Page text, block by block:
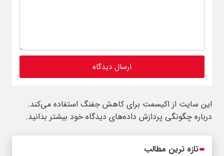
این سایت از اکیسمت برای کاهش جفنگ استفاده می‌کند.
درباره چگونگی پردازش داده‌های دیدگاه خود بیشتر بدانید.
تازه ترین مطالب